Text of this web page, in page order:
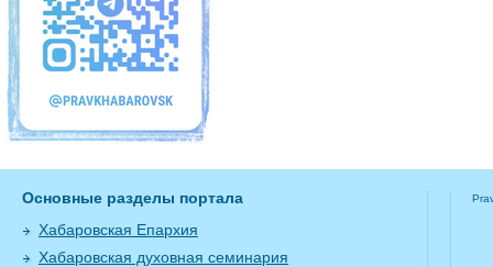
Основные разделы портала
Хабаровская Епархия
Хабаровская духовная семинария